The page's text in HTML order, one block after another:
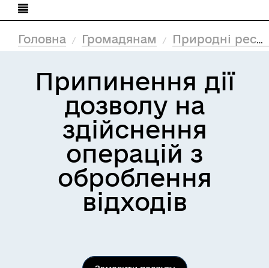
Головна Громадянам Природні ресурси та екологія
Припинення дії
дозволу на
здійснення
операцій з
оброблення
відходів